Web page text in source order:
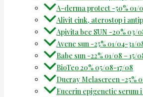
A-derma protect -50% 01/
Alivit cink, aterostop i
Apivita bee SUN -20% 03/
Avene sun -25% 01/04-31/
Babe sun -22% 01/08 – 15/
BioTeo 20% 05/08-17/08
Ducray Melascreen -25%
Eucerin epigenetic